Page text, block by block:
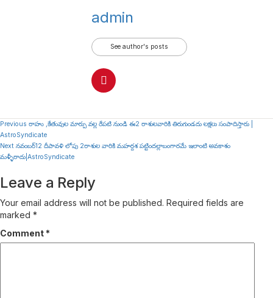
admin
See author's posts
Continue
Reading
Previous రాహు ,కేతువుల మార్పు వల్ల రేపటి నుండి ఈ2 రాశులవారికి తిరుగుండదు లక్షలు సంపాదిస్తారు |
AstroSyndicate
Next నవంబర్12 దీపావళి లోపు 2రాశుల వారికి మహర్దశ పట్టిందల్లాబంగారమే ఇలాంటి అవకాశం
మళ్ళీరాదు|AstroSyndicate
Leave a Reply
Your email address will not be published. Required fields are
marked *
Comment *